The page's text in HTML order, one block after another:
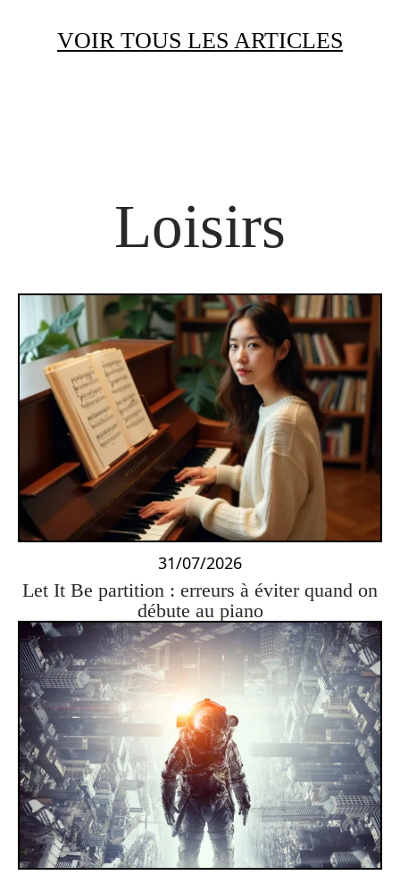
VOIR TOUS LES ARTICLES
Loisirs
31/07/2026
Let It Be partition : erreurs à éviter quand on
débute au piano